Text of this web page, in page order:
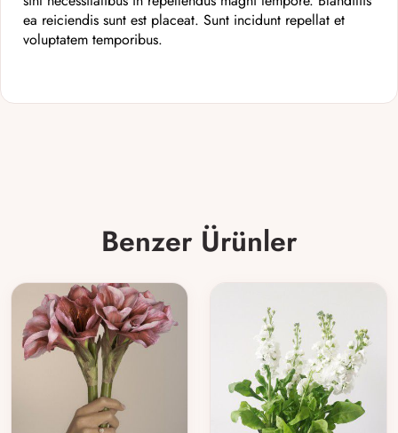
ea reiciendis sunt est placeat. Sunt incidunt repellat et
voluptatem temporibus.
Benzer Ürünler